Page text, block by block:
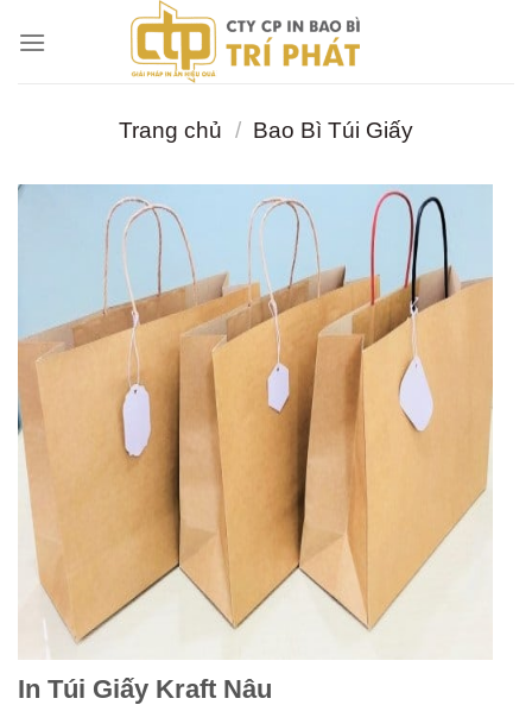
đến
Trang chủ / Bao Bì Túi Giấy
In Túi Giấy Kraft Nâu